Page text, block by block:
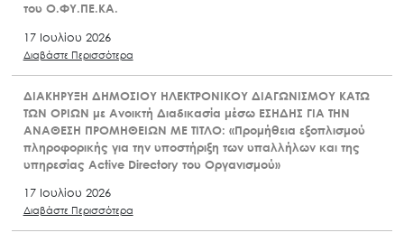
του Ο.ΦΥ.ΠΕ.ΚΑ.
17 Ιουλίου 2026
Διαβάστε Περισσότερα
ΔΙΑΚΗΡΥΞΗ ΔΗΜΟΣΙΟΥ ΗΛΕΚΤΡΟΝΙΚΟΥ ΔΙΑΓΩΝΙΣΜΟΥ ΚΑΤΩ
ΤΩΝ ΟΡΙΩΝ με Ανοικτή Διαδικασία μέσω ΕΣΗΔΗΣ ΓΙΑ ΤΗΝ
ΑΝΑΘΕΣΗ ΠΡΟΜΗΘΕΙΩΝ ΜΕ ΤΙΤΛΟ: «Προμήθεια εξοπλισμού
πληροφορικής για την υποστήριξη των υπαλλήλων και της
υπηρεσίας Active Directory του Οργανισμού»
17 Ιουλίου 2026
Διαβάστε Περισσότερα